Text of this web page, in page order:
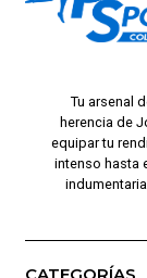
Tu arsenal
herencia de
equipar tu
intenso hasta
CATEGORÍAS